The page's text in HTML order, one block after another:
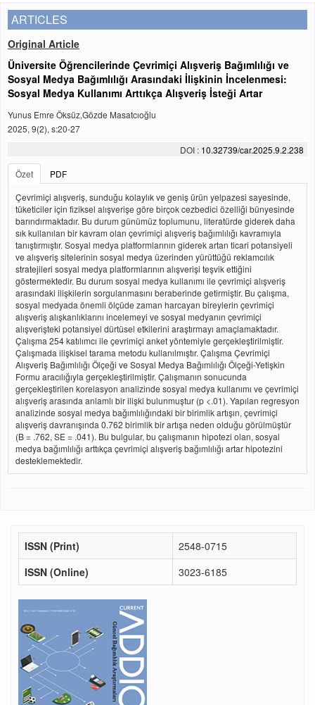
ARTICLES
Original Article
Üniversite Öğrencilerinde Çevrimiçi Alışveriş Bağımlılığı ve
Sosyal Medya Bağımlılığı Arasındaki İlişkinin İncelenmesi:
Sosyal Medya Kullanımı Arttıkça Alışveriş İsteği Artar
Yunus Emre Öksüz,Gözde Masatcıoğlu
2025, 9(2), s:20-27
DOI : 10.32739/car.2025.9.2.238
Özet
PDF
Çevrimiçi alışveriş, sunduğu kolaylık ve geniş ürün yelpazesi sayesinde,
tüketiciler için fiziksel alışverişe göre birçok cezbedici özelliği bünyesinde
barındırmaktadır. Bu durum günümüz toplumunu, literatürde giderek daha
sık kullanılan bir kavram olan çevrimiçi alışveriş bağımlılığı kavramıyla
tanıştırmıştır. Sosyal medya platformlarının giderek artan ticari potansiyeli
ve alışveriş sitelerinin sosyal medya üzerinden yürüttüğü reklamcılık
stratejileri sosyal medya platformlarının alışverişi teşvik ettiğini
göstermektedir. Bu durum sosyal medya kullanımı ile çevrimiçi alışveriş
arasındaki ilişkilerin sorgulanmasını beraberinde getirmiştir. Bu çalışma,
sosyal medyada önemli ölçüde zaman harcayan bireylerin çevrimiçi
alışveriş alışkanlıklarını incelemeyi ve sosyal medyanın çevrimiçi
alışverişteki potansiyel dürtüsel etkilerini araştırmayı amaçlamaktadır.
Çalışma 254 katılımcı ile çevrimiçi anket yöntemiyle gerçekleştirilmiştir.
Çalışmada ilişkisel tarama metodu kullanılmıştır. Çalışma Çevrimiçi
Alışveriş Bağımlılığı Ölçeği ve Sosyal Medya Bağımlılığı Ölçeği-Yetişkin
Formu aracılığıyla gerçekleştirilmiştir. Çalışmanın sonucunda
gerçekleştirilen korelasyon analizinde sosyal medya kullanımı ve çevrimiçi
alışveriş arasında anlamlı bir ilişki bulunmuştur (p <.01). Yapılan regresyon
analizinde sosyal medya bağımlılığındaki bir birimlik artışın, çevrimiçi
alışveriş davranışında 0.762 birimlik bir artışa neden olduğu görülmüştür
(B = .762, SE = .041). Bu bulgular, bu çalışmanın hipotezi olan, sosyal
medya bağımlılığı arttıkça çevrimiçi alışveriş bağımlılığı artar hipotezini
desteklemektedir.
ISSN (Print)
2548-0715
ISSN (Online)
3023-6185